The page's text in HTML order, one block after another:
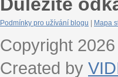
Podmínky pro užívání blogu Mapa
Copyright 2026
Created by